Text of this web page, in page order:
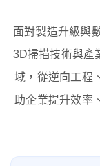
面對製造升級與
3D掃描技術與產
域，從逆向工程
助企業提升效率